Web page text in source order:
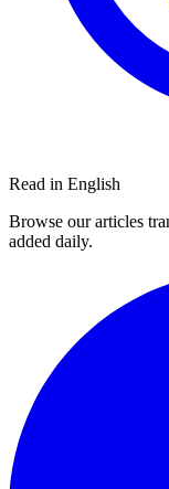
Read in English
Browse our articles
added daily.